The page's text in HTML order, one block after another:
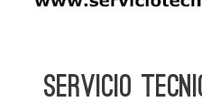
Servicio